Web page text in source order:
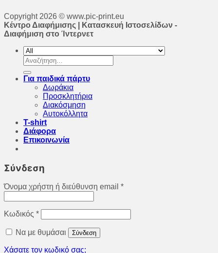
Copyright 2026 © www.pic-print.eu
Κέντρο Διαφήμισης | Κατασκευή Ιστοσελίδων -
Διαφήμιση στο Ίντερνετ
Αναζήτηση
για:
Για παιδικά πάρτυ
Δωράκια
Προσκλητήρια
Διακόσμηση
Αυτοκόλλητα
T-shirt
Διάφορα
Επικοινωνία
Σύνδεση
Όνομα χρήστη ή διεύθυνση email *
Κωδικός *
Να με θυμάσαι Σύνδεση
Χάσατε τον κωδικό σας;